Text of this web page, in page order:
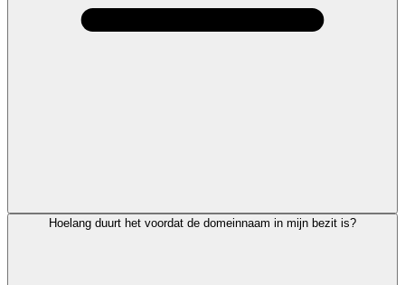
Hoelang duurt het voordat de domeinnaam in mijn bezit is?